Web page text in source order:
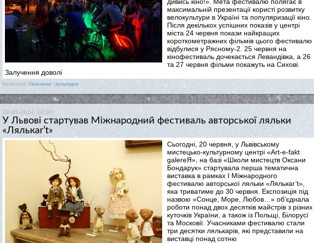
максимальній презентації користі розвитку
велокультури в Україні та популяризації кіно.
Після декількох успішних показів у центрі
міста 24 червня покази найкращих
короткометражних фільмів цього фестивалю
відбулися у Рясному-2. 25 червня на
кінофестиваль дочекається Левандівка, а 26
та 27 червня фільми покажуть на Сихові.
Залучення доволі
Категорії: Галичина /культура
20-06-2014, 18:30
У Львові стартував Міжнародний фестиваль авторської ляльки
«Лялькar’t»
Сьогодні, 20 червня, у Львівському
мистецько-культурному центрі «Art-e-fakt
galereЯ», на базі «Школи мистецтв Оксани
Бондарук» стартувала перша тематична
виставка в рамках І Міжнародного
фестивалю авторської ляльки «Лялькar’t»,
яка триватиме до 30 червня. Експозиція під
назвою «Сонце, Море, Любов…» об’єднала
роботи понад двох десятків майстрів з різних
куточків України, а також із Польщі, Білорусі
та Московії. Учасниками фестивалю стали
три десятки лялькарів, які представили на
виставці понад сотню